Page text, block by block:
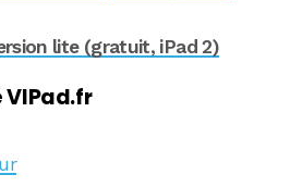
lite (gratuit, iPad 2)
VIPad.fr